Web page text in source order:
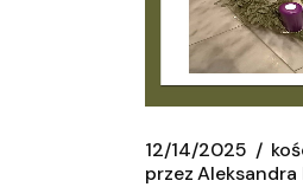
12/14/2025
przezAleksandra